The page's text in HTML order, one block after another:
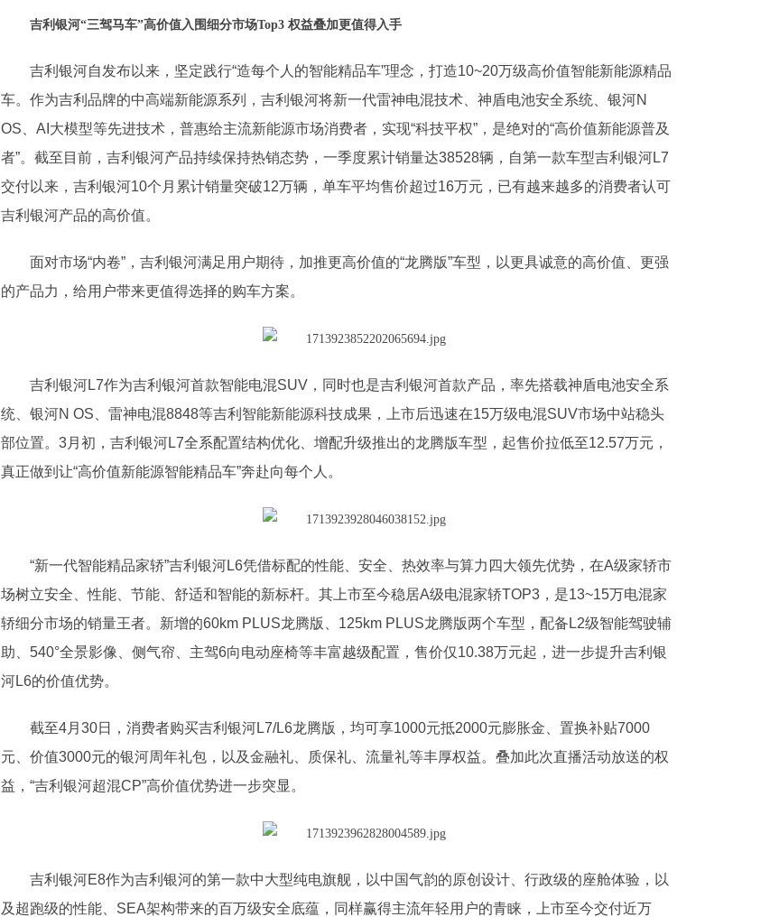
吉利银河“三驾马车”高价值入围细分市场Top3 权益叠加更值得入手
吉利银河自发布以来，坚定践行“造每个人的智能精品车”理念，打造10~20万级高价值智能新能源精品
车。作为吉利品牌的中高端新能源系列，吉利银河将新一代雷神电混技术、神盾电池安全系统、银河N
OS、AI大模型等先进技术，普惠给主流新能源市场消费者，实现“科技平权”，是绝对的“高价值新能源普及
者”。截至目前，吉利银河产品持续保持热销态势，一季度累计销量达38528辆，自第一款车型吉利银河L7
交付以来，吉利银河10个月累计销量突破12万辆，单车平均售价超过16万元，已有越来越多的消费者认可
吉利银河产品的高价值。
面对市场“内卷”，吉利银河满足用户期待，加推更高价值的“龙腾版”车型，以更具诚意的高价值、更强
的产品力，给用户带来更值得选择的购车方案。
吉利银河L7作为吉利银河首款智能电混SUV，同时也是吉利银河首款产品，率先搭载神盾电池安全系
统、银河N OS、雷神电混8848等吉利智能新能源科技成果，上市后迅速在15万级电混SUV市场中站稳头
部位置。3月初，吉利银河L7全系配置结构优化、增配升级推出的龙腾版车型，起售价拉低至12.57万元，
真正做到让“高价值新能源智能精品车”奔赴向每个人。
“新一代智能精品家轿”吉利银河L6凭借标配的性能、安全、热效率与算力四大领先优势，在A级家轿市
场树立安全、性能、节能、舒适和智能的新标杆。其上市至今稳居A级电混家轿TOP3，是13~15万电混家
轿细分市场的销量王者。新增的60km PLUS龙腾版、125km PLUS龙腾版两个车型，配备L2级智能驾驶辅
助、540°全景影像、侧气帘、主驾6向电动座椅等丰富越级配置，售价仅10.38万元起，进一步提升吉利银
河L6的价值优势。
截至4月30日，消费者购买吉利银河L7/L6龙腾版，均可享1000元抵2000元膨胀金、置换补贴7000
元、价值3000元的银河周年礼包，以及金融礼、质保礼、流量礼等丰厚权益。叠加此次直播活动放送的权
益，“吉利银河超混CP”高价值优势进一步突显。
吉利银河E8作为吉利银河的第一款中大型纯电旗舰，以中国气韵的原创设计、行政级的座舱体验，以
及超跑级的性能、SEA架构带来的百万级安全底蕴，同样赢得主流年轻用户的青睐，上市至今交付近万